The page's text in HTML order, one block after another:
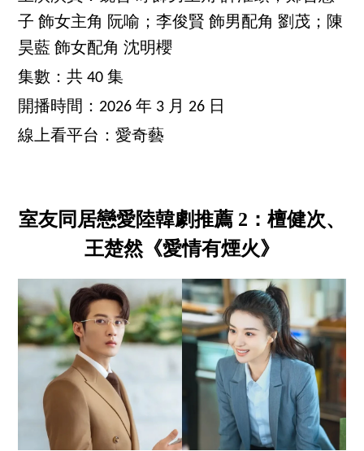
子 飾女主角 阮喻；李俊賢 飾男配角 劉茂；陳
昊藍 飾女配角 沈明櫻
集數：共 40 集
開播時間：2026 年 3 月 26 日
線上看平台：愛奇藝
室友同居戀愛陸韓劇推薦 2：檀健次、
王楚然《愛情有煙火》